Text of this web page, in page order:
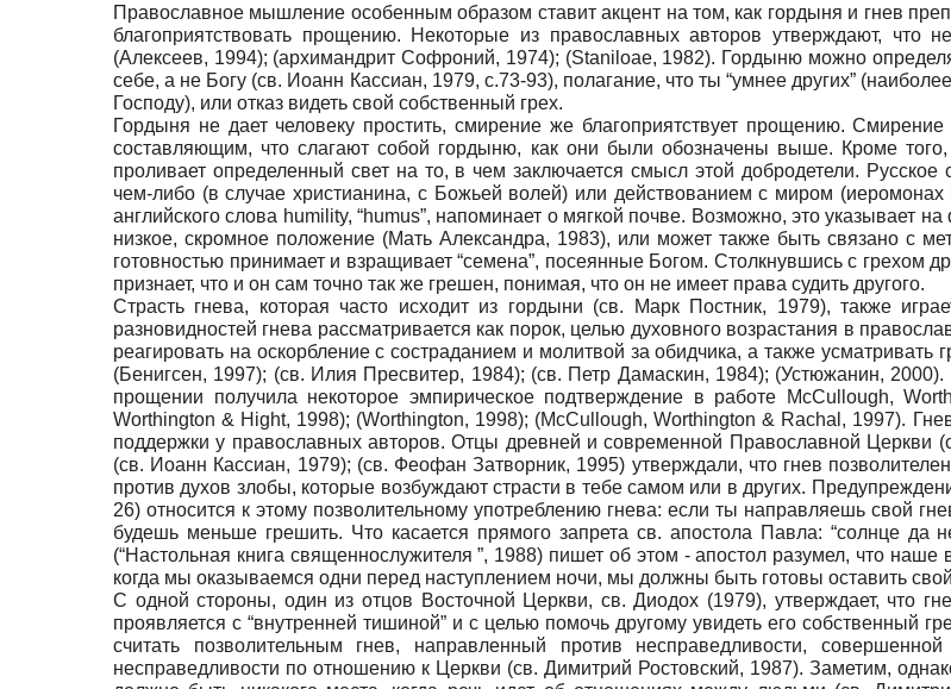
Православное мышление особенным образом ставит акцент на том, как гордыня и гнев
благоприятствовать прощению. Некоторые из православных авторов утверждают, что
(Алексеев, 1994); (архимандрит Софроний, 1974); (Staniloae, 1982). Гордыню можно
себе, а не Богу (св. Иоанн Кассиан, 1979, с.73-93), полагание, что ты “умнее других”
Господу), или отказ видеть свой собственный грех.
Гордыня не дает человеку простить, смирение же благоприятствует прощению.
составляющим, что слагают собой гордыню, как они были обозначены выше. Кроме того,
проливает определенный свет на то, в чем заключается смысл этой добродетели.
чем-либо (в случае христианина, с Божьей волей) или действованием с миром
английского слова humility, “humus”, напоминает о мягкой почве. Возможно, это указывает
низкое, скромное положение (Мать Александра, 1983), или может также быть связано с
готовностью принимает и взращивает “семена”, посеянные Богом. Столкнувшись с грехом
признает, что и он сам точно так же грешен, понимая, что он не имеет права судить другого.
Страсть гнева, которая часто исходит из гордыни (св. Марк Постник, 1979), также
разновидностей гнева рассматривается как порок, целью духовного возрастания в
реагировать на оскорбление с состраданием и молитвой за обидчика, а также
(Бенигсен, 1997); (св. Илия Пресвитер, 1984); (св. Петр Дамаскин, 1984); (Устюжанин, 2000).
прощении получила некоторое эмпирическое подтверждение в работе McCullough,
Worthington & Hight, 1998); (Worthington, 1998); (McCullough, Worthington & Rachal, 1997).
поддержки у православных авторов. Отцы древней и современной Православной Церкви
(св. Иоанн Кассиан, 1979); (св. Феофан Затворник, 1995) утверждали, что гнев
против духов злобы, которые возбуждают страсти в тебе самом или в других.
26) относится к этому позволительному употреблению гнева: если ты направляешь свой
будешь меньше грешить. Что касается прямого запрета св. апостола Павла: “солнце
(“Настольная книга священнослужителя ”, 1988) пишет об этом - апостол разумел, что
когда мы оказываемся одни перед наступлением ночи, мы должны быть готовы оставить
С одной стороны, один из отцов Восточной Церкви, св. Диодох (1979), утверждает, что
проявляется с “внутренней тишиной” и с целью помочь другому увидеть его собственный
считать позволительным гнев, направленный против несправедливости,
несправедливости по отношению к Церкви (св. Димитрий Ростовский, 1987). Заметим,